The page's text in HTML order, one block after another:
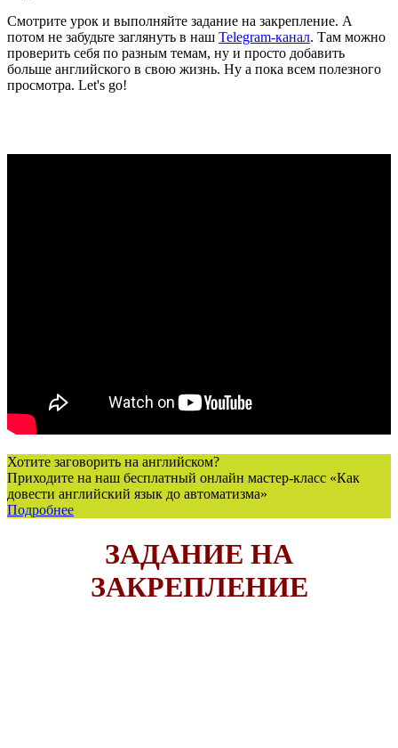
Смотрите урок и выполняйте задание на закрепление. А
потом не забудьте заглянуть в наш Telegram-канал. Там можно
проверить себя по разным темам, ну и просто добавить
больше английского в свою жизнь. Ну а пока всем полезного
просмотра. Let's go!
Хотите заговорить на английском?
Приходите на наш бесплатный онлайн мастер-класс «Как
довести английский язык до автоматизма»
Подробнее
ЗАДАНИЕ НА
ЗАКРЕПЛЕНИЕ